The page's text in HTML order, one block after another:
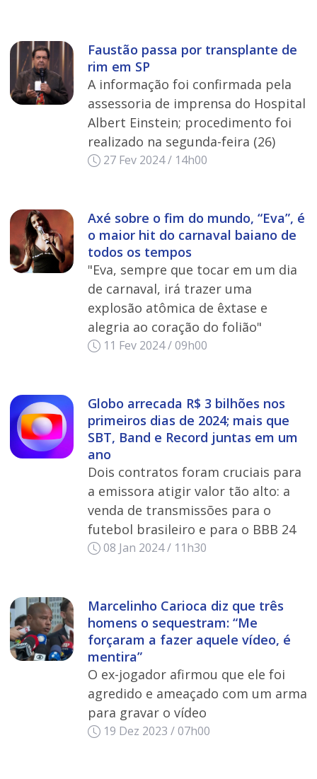
Faustão passa por transplante de
rim em SP
A informação foi confirmada pela
assessoria de imprensa do Hospital
Albert Einstein; procedimento foi
realizado na segunda-feira (26)
27 Fev 2024 / 14h00
Axé sobre o fim do mundo, “Eva”, é
o maior hit do carnaval baiano de
todos os tempos
"Eva, sempre que tocar em um dia
de carnaval, irá trazer uma
explosão atômica de êxtase e
alegria ao coração do folião"
11 Fev 2024 / 09h00
Globo arrecada R$ 3 bilhões nos
primeiros dias de 2024; mais que
SBT, Band e Record juntas em um
ano
Dois contratos foram cruciais para
a emissora atigir valor tão alto: a
venda de transmissões para o
futebol brasileiro e para o BBB 24
08 Jan 2024 / 11h30
Marcelinho Carioca diz que três
homens o sequestram: “Me
forçaram a fazer aquele vídeo, é
mentira”
O ex-jogador afirmou que ele foi
agredido e ameaçado com um arma
para gravar o vídeo
19 Dez 2023 / 07h00